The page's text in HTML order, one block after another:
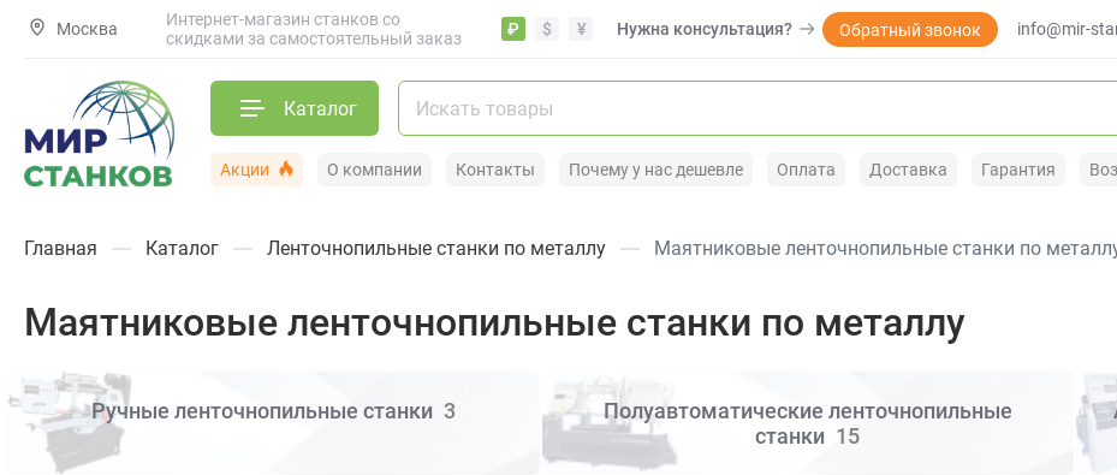
Москва
Интернет-магазин станков со
скидками за самостоятельный заказ
₽ $ ¥ Нужна консультация? Обратный звонок info@mir-
Каталог
Акции О компании Контакты Почему у нас дешевле Оплата Доставка Гарантия
Главная Каталог Ленточнопильные станки по металлу Маятниковые ленточнопильные станки по
Маятниковые ленточнопильные станки по металлу
Ручные ленточнопильные станки 3
Полуавтоматические ленточнопильные
станки 15